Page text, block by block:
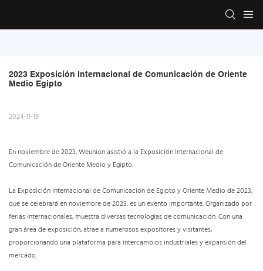
2023 Exposición Internacional de Comunicación de Oriente
Medio Egipto
2024-11-19
En noviembre de 2023, Weunion asistió a la Exposición Internacional de
Comunicación de Oriente Medio y Egipto.
La Exposición Internacional de Comunicación de Egipto y Oriente Medio de 2023,
que se celebrará en noviembre de 2023, es un evento importante. Organizado por
ferias internacionales, muestra diversas tecnologías de comunicación. Con una
gran área de exposición, atrae a numerosos expositores y visitantes,
proporcionando una plataforma para intercambios industriales y expansión del
mercado.